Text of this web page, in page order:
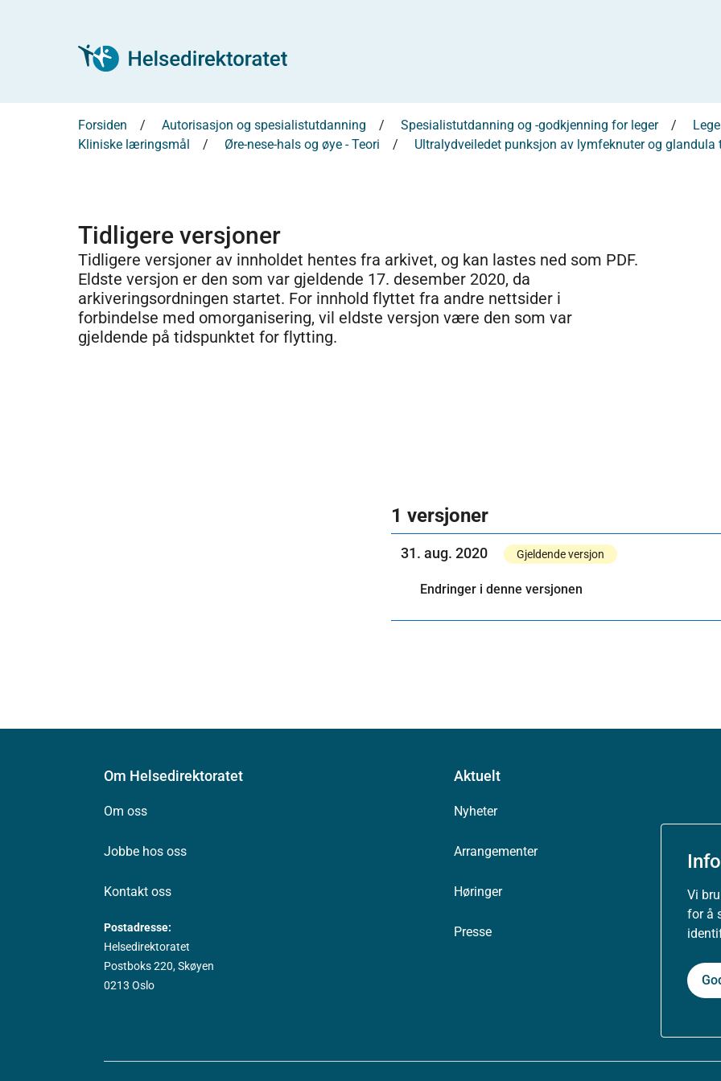
Vi
for å
Forsiden Autorisasjon og spesialistutdanning Spesialistutdanning og -godkjenning for leger
Kliniske læringsmål
Øre-nese-hals og øye - Teori Ultralydveiledet punksjon av lymfeknuter og glandula
Tidligere versjoner
Tidligere versjoner av innholdet hentes fra arkivet, og kan lastes ned som PDF.
Eldste versjon er den som var gjeldende 17. desember 2020, da
arkiveringsordningen startet. For innhold flyttet fra andre nettsider i
forbindelse med omorganisering, vil eldste versjon være den som var
gjeldende på tidspunktet for flytting.
1 versjoner
31. aug. 2020 Gjeldende versjon
Endringer i denne versjonen
Om Helsedirektoratet
Om oss
Jobbe hos oss
Kontakt oss
Postadresse:
Helsedirektoratet
Postboks 220, Skøyen
0213 Oslo
Aktuelt
Nyheter
Arrangementer
Høringer
Presse